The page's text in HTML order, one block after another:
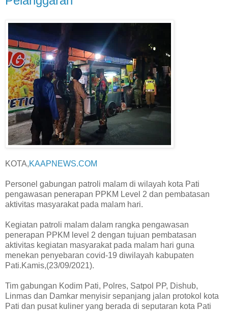
KOTA,KAAPNEWS.COM
Personel gabungan patroli malam di wilayah kota Pati
pengawasan penerapan PPKM Level 2 dan pembatasan
aktivitas masyarakat pada malam hari.
Kegiatan patroli malam dalam rangka pengawasan
penerapan PPKM level 2 dengan tujuan pembatasan
aktivitas kegiatan masyarakat pada malam hari guna
menekan penyebaran covid-19 diwilayah kabupaten
Pati.Kamis,(23/09/2021).
Tim gabungan Kodim Pati, Polres, Satpol PP, Dishub,
Linmas dan Damkar menyisir sepanjang jalan protokol kota
Pati dan pusat kuliner yang berada di seputaran kota Pati